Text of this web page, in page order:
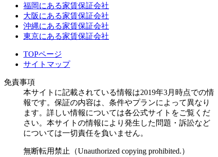
福岡にある家賃保証会社
大阪にある家賃保証会社
沖縄にある家賃保証会社
東京にある家賃保証会社
TOPページ
サイトマップ
免責事項
本サイトに記載されている情報は2019年3月時点での情
報です。保証の内容は、条件やプランによって異なり
ます。詳しい情報については各公式サイトをご覧くだ
さい。本サイトの情報により発生した問題・訴訟など
については一切責任を負いません。
無断転用禁止（Unauthorized copying prohibited.）